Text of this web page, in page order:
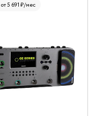
от 5 691 ₽/мес